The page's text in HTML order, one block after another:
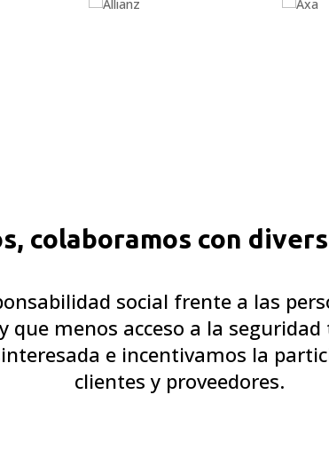
colaboramos con
social frente a las
que menos acceso a la
e incentivamos la
clientes y proveedores.